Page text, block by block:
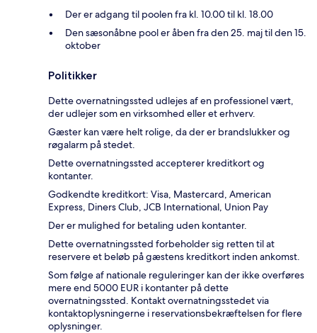
Der er adgang til poolen fra kl. 10.00 til kl. 18.00
Den sæsonåbne pool er åben fra den 25. maj til den 15.
oktober
Politikker
Dette overnatningssted udlejes af en professionel vært,
der udlejer som en virksomhed eller et erhverv.
Gæster kan være helt rolige, da der er brandslukker og
røgalarm på stedet.
Dette overnatningssted accepterer kreditkort og
kontanter.
Godkendte kreditkort: Visa, Mastercard, American
Express, Diners Club, JCB International, Union Pay
Der er mulighed for betaling uden kontanter.
Dette overnatningssted forbeholder sig retten til at
reservere et beløb på gæstens kreditkort inden ankomst.
Som følge af nationale reguleringer kan der ikke overføres
mere end 5000 EUR i kontanter på dette
overnatningssted. Kontakt overnatningsstedet via
kontaktoplysningerne i reservationsbekræftelsen for flere
oplysninger.